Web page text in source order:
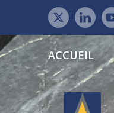
ACCUEIL